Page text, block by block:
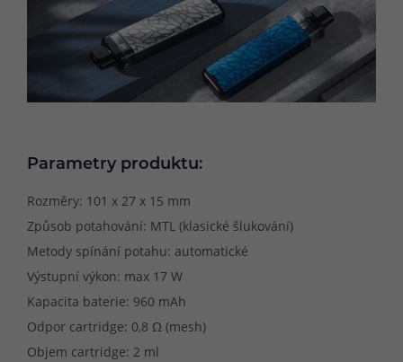
Parametry produktu:
Rozměry: 101 x 27 x 15 mm
Způsob potahování: MTL (klasické šlukování)
Metody spínání potahu: automatické
Výstupní výkon: max 17 W
Kapacita baterie: 960 mAh
Odpor cartridge: 0,8 Ω (mesh)
Objem cartridge: 2 ml